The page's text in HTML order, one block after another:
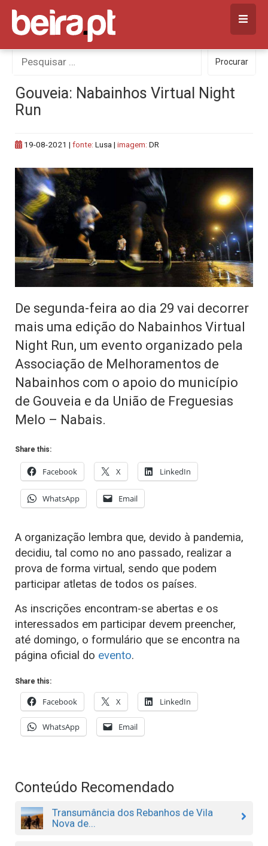
Skip
content
Procurar
por:
Procurar
Gouveia: Nabainhos Virtual Night
Run
19-08-2021 | fonte: Lusa | imagem: DR
De segunda-feira ao dia 29 vai decorrer
mais uma edição do Nabainhos Virtual
Night Run, um evento organizado pela
Associação de Melhoramentos de
Nabainhos com o apoio do município
de Gouveia e da União de Freguesias
Melo – Nabais.
Share this:
Facebook X LinkedIn
WhatsApp Email
A organização lembra que, devido à pandemia,
decidiu, tal como no ano passado, realizar a
prova de forma virtual, sendo que podem
participar atletas de todos os países.
As inscrições encontram-se abertas e os
interessados em participar devem preencher,
até domingo, o formulário que se encontra na
página oficial do evento.
Share this:
Facebook X LinkedIn
WhatsApp Email
Conteúdo Recomendado
Transumância dos Rebanhos de Vila
Nova de...